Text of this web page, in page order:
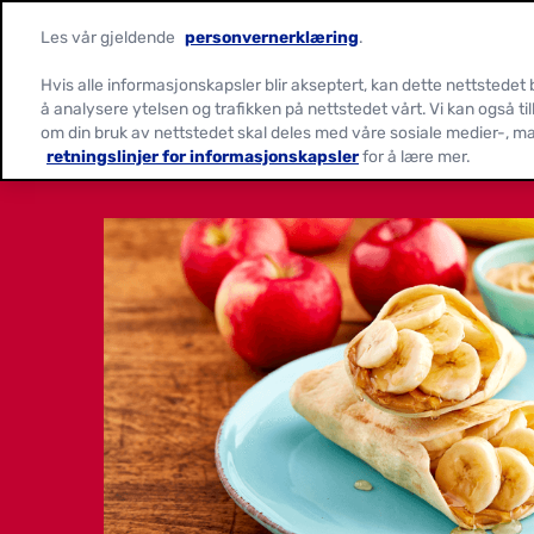
Les vår gjeldende personvernerklæring.
Hvis alle informasjonskapsler blir akseptert, kan dette
å analysere ytelsen og trafikken på nettstedet vårt. Vi kan også
om din bruk av nettstedet skal deles med våre sosiale medier-,
retningslinjer for informasjonskapslerfor å lære mer.